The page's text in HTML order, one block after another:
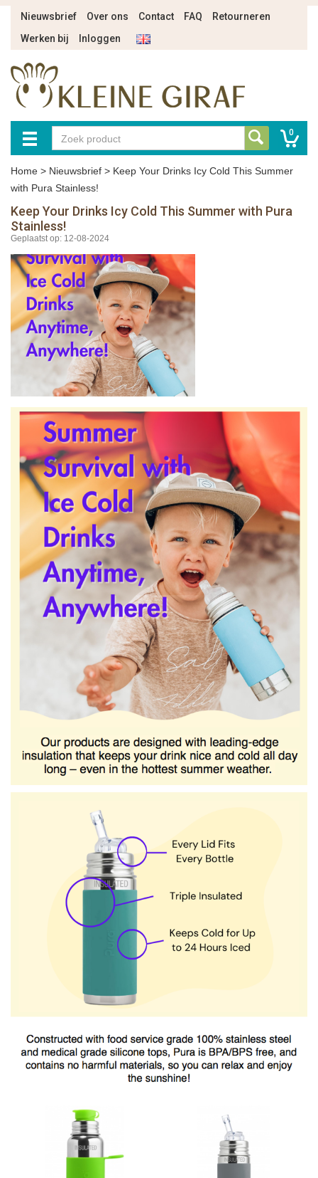
Nieuwsbrief Over ons Contact FAQ
Retourneren
Werken bij
Inloggen
0
Home > Nieuwsbrief > Keep Your Drinks Icy Cold This Summer
with Pura Stainless!
Keep Your Drinks Icy Cold This Summer with Pura
Stainless!
Geplaatst op: 12-08-2024